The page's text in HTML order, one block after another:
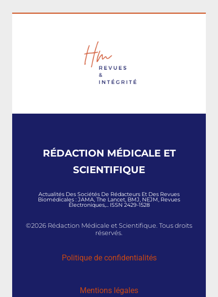
RÉDACTION MÉDICALE ET
SCIENTIFIQUE
Actualités Des Sociétés De Rédacteurs Et Des Revues
Biomédicales : JAMA, The Lancet, BMJ, NEJM, Revues
Électroniques,... ISSN 2429-1528
©2026 Rédaction Médicale et Scientifique. Tous droits
réservés.
Politique de confidentialités
Mentions légales